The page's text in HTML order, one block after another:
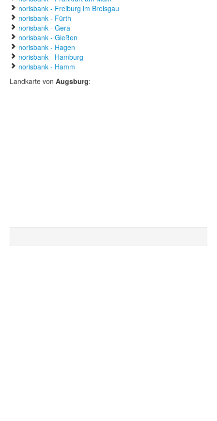
norisbank - Freiburg im Breisgau
norisbank - Fürth
norisbank - Gera
norisbank - Gießen
norisbank - Hagen
norisbank - Hamburg
norisbank - Hamm
Landkarte von Augsburg: